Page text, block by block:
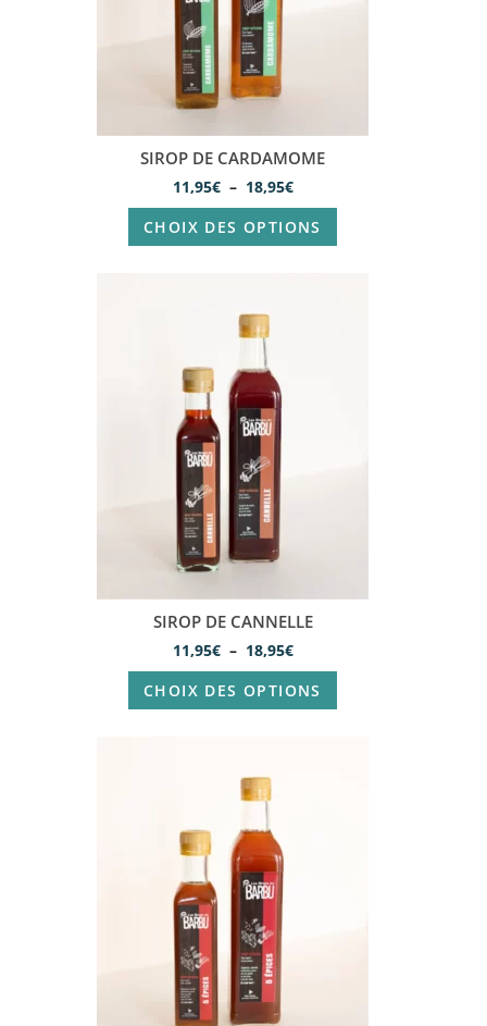
SIROP DE CARDAMOME
11,95€ – 18,95€
CHOIX DES OPTIONS
SIROP DE CANNELLE
11,95€ – 18,95€
CHOIX DES OPTIONS